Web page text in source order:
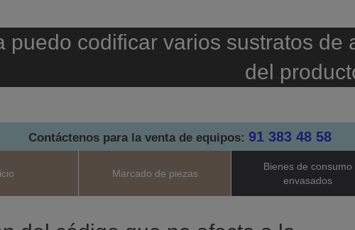
puedo codificar varios sustratos
del
Contáctenos para la venta de equipos:91 383 48 58
Marcado de piezas
Bienes de consumo
envasados